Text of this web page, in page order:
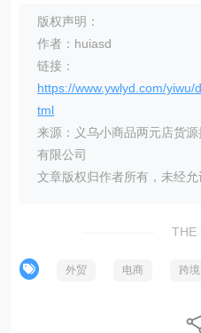
版权声明：
作者：huiasd
链接：
https://www.ywlyd.com/
tml
来源：义乌小商品两元店货
有限公司
文章版权归作者所有，未经允
THE
外贸 电商 跨境